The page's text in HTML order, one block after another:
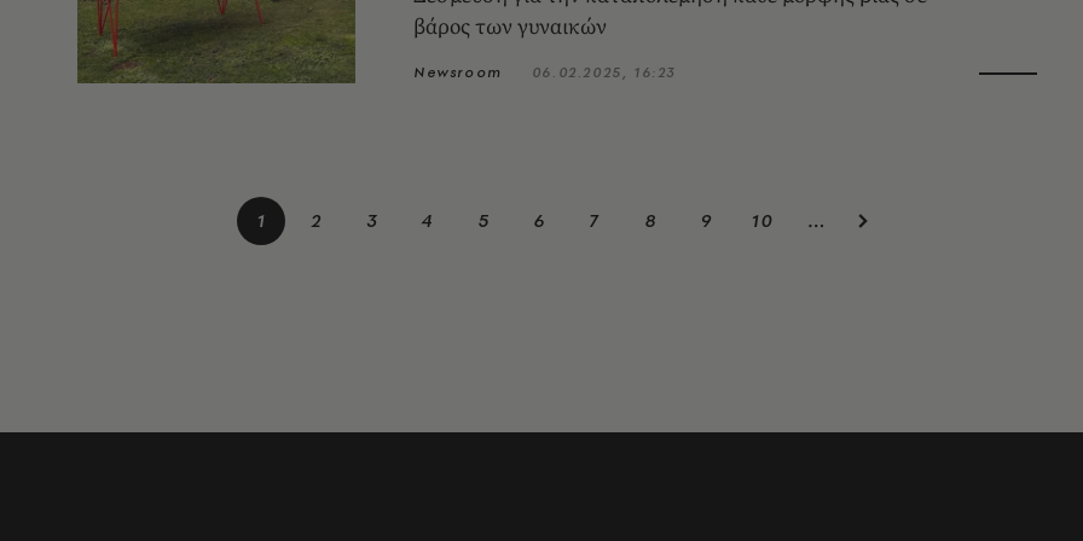
βάρος των γυναικών
Newsroom 06.02.2025, 16:23
1 2 3 4 5 6 7 8 9 10 …